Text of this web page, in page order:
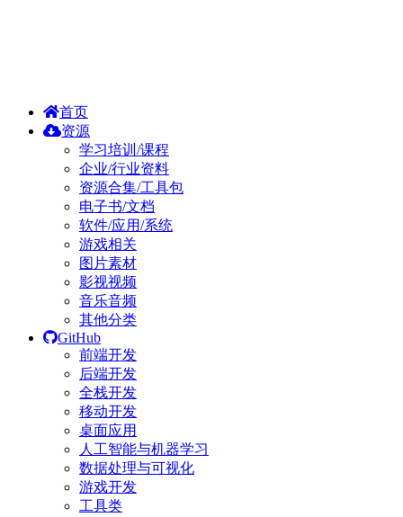
首页
资源
学习培训/课程
企业/行业资料
资源合集/工具包
电子书/文档
软件/应用/系统
游戏相关
图片素材
影视视频
音乐音频
其他分类
GitHub
前端开发
后端开发
全栈开发
移动开发
桌面应用
人工智能与机器学习
数据处理与可视化
游戏开发
工具类